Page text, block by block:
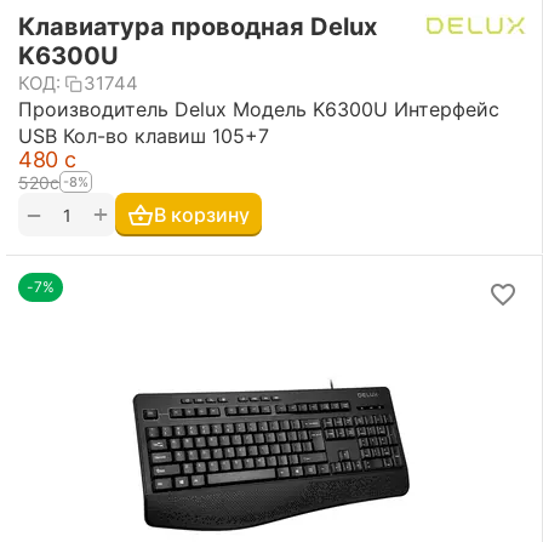
Клавиатура проводная Delux
K6300U
КОД: 31744
Производитель Delux Модель K6300U Интерфейс
USB Кол-во клавиш 105+7
‍480‍ с
‍520‍с -8%
+
− В корзину
-7%